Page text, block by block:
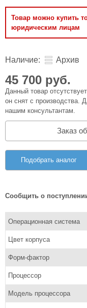
Товар можно купить
юридическим лицам
Наличие: Архив
45 700 руб.
Данный товар
он снят с производства.
нашим консультантам.
Заказ
Подобрать аналог
Сообщить о
Операционная система
Цвет корпуса
Форм-фактор
Процессор
Модель процессора